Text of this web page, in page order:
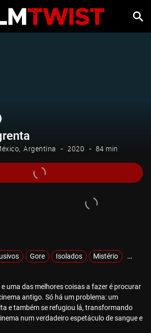
Argentina 2020 84 min
Gore Isolados Mistério
uma das melhores coisas a fazer é procurar
antigo. Só há um problema: um
e também se refugiou lá, transformando
num verdadeiro espetáculo de sangue e